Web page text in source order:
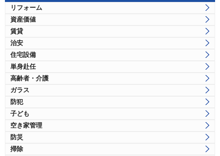
リフォーム
資産価値
賃貸
治安
住宅設備
単身赴任
高齢者・介護
ガラス
防犯
子ども
空き家管理
防災
掃除